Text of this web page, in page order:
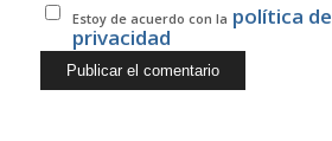
Estoy de acuerdo con la política de
privacidad